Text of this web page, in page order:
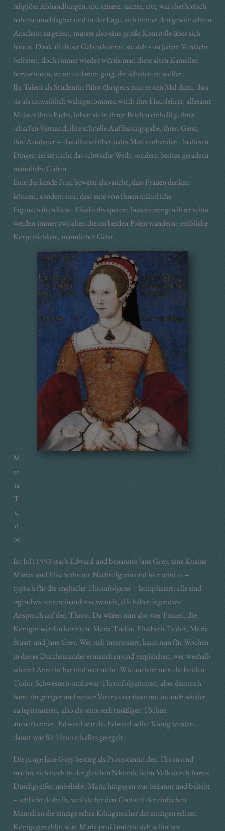
religiöse Abhandlungen, musizierte, tanzte, ritt, war rhethorisch
nahezu unschlagbar und in der Lage, sich immer den gewünschten
Anschein zu geben, musste also eine große Kontrolle über sich
haben. Dank all dieser Gaben konnte sie sich von jedem Verdacht
befreien, doch immer wieder würde man diese alten Kamellen
hervorholen, wenn es darum ging, ihr schaden zu wollen.
Ihr Talent als Studentin führt übrigens zum ersten Mal dazu, dass
sie als unweiblich wahrgenommen wird: ihre Hauslehrer, allesamt
Meister ihres Fachs, loben sie in ihren Briefen einhellig, ihren
scharfen Verstand, ihre schnelle Auffassungsgabe, ihren Geist,
ihre Ausdauer – das alles sei über jedes Maß vorhanden. In diesen
Dingen sei sie nicht das schwache Weib, sondern besitze geradezu
männliche Gaben.
Eine denkende Frau beweist also nicht, dass Frauen denken
können, sondern nur, dass eine von ihnen männliche
Eigenschaften habe. Elisabeths spätere Inszenierungen ihrer selbst
werden immer zwischen diesen beiden Polen wandern: weibliche
Körperlichkeit, männlicher Geist.
M
ar
ia
T
u
d
or
Im Juli 1553 starb Edward und benannte Jane Grey, eine Kusine
Marias und Elisabeths zur Nachfolgerin und hier wird es –
typisch für die englische Thronfolgerei – kompliziert: alle sind
irgendwie untereinander verwandt, alle haben irgendwie
Anspruch auf den Thron. Da wären nun also vier Frauen, die
Königin werden könnten: Maria Tudor, Elisabeth Tudor, Maria
Stuart und Jane Grey. Wer sich interessiert, kann nun für Wochen
in dieses Durcheinander eintauchen und vergleichen, wer weshalb
wieviel Anrecht hat und wer nicht. Wie auch immer: die beiden
Tudor-Schwestern sind zwar Thronfolgerinnen, aber dennoch
hatte ihr gütiger und weiser Vater es verabsäumt, sie auch wieder
zu legitimieren, also als seine rechtmäßigen Töchter
anzuerkennen. Edward war da, Edward sollte König werden,
damit war für Heinrich alles geregelt.
Die junge Jane Grey bestieg als Protestantin den Thron und
machte sich noch in der gleichen Sekunde beim Volk durch hartes
Durchgreifen unbeliebt. Maria hingegen war bekannt und beliebt
– schlicht deshalb, weil sie für den Großteil der einfachen
Menschen die einzige echte Königstocher der einzigen echten
Königsgemahlin war. Maria proklamierte sich selbst zur